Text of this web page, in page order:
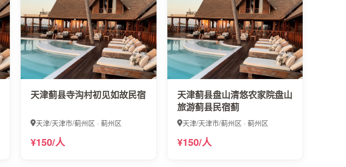
天津蓟县寺沟村初见如故民宿
天津/天津市/蓟州区 · 蓟州区
¥150/人
天津蓟县盘山清悠农家院盘山
旅游蓟县民宿蓟
天津/天津市/蓟州区 · 蓟州区
¥150/人